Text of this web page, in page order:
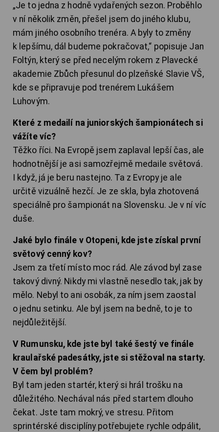
„Je to jedna z hodně vydařených sezon. Proběhlo
v ní několik změn, přešel jsem do jiného klubu,
mám jiného osobního trenéra. A byly to změny
k lepšímu, dál budeme pokračovat,“ popisuje Jan
Foltýn, který se před necelým rokem z Plavecké
akademie Zbůch přesunul do plzeňské Slavie VŠ,
kde se připravuje pod trenérem Lukášem
Luhovým.
Které z medailí na juniorských šampionátech si
vážíte víc?
Těžko říci. Na Evropě jsem zaplaval lepší čas, ale
hodnotnější je asi samozřejmě medaile světová.
I když, já je beru nastejno. Ta z Evropy je ale
určitě vizuálně hezčí. Je ze skla, byla zhotovená
speciálně pro šampionát na Slovensku. Je v ní víc
duše.
Jaké bylo finále v Otopeni, kde jste získal první
světový cenný kov?
Jsem za třetí místo moc rád. Ale závod byl zase
takový divný. Nikdy mi vlastně nesedlo tak, jak by
mělo. Nebyl to ani osobák, za ním jsem zaostal
o jednu setinku. Ale byl jsem na bedně, to je to
nejdůležitější.
V Rumunsku, kde jste byl také šestý ve finále
kraulařské padesátky, jste si stěžoval na starty.
V čem byl problém?
Byl tam jeden startér, který si hrál trošku na
důležitého. Nechával nás před startem dlouho
čekat. Jste tam mokrý, ve stresu. Přitom
sprintérské disciplíny potřebujete rychle odpálit,